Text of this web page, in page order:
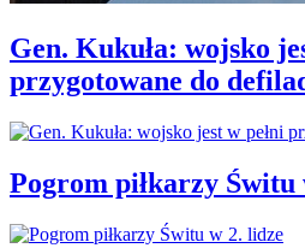
Gen. Kukuła: wojsko
przygotowane do
Pogrom piłkarzy Świtu